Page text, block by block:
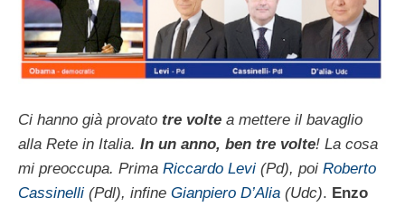
Ci hanno già provato tre volte a mettere il bavaglio
alla Rete in Italia. In un anno, ben tre volte! La cosa
mi preoccupa. Prima Riccardo Levi (Pd), poi Roberto
Cassinelli (Pdl), infine Gianpiero D’Alia (Udc). Enzo